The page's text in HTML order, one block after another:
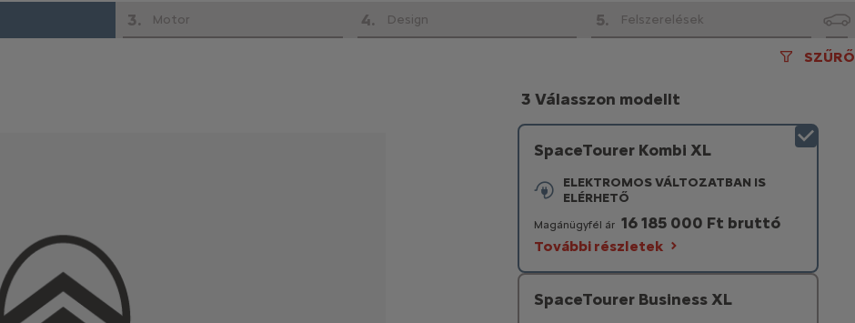
3. Motor 4. Design 5. Felszerelések
SZŰRŐ
3 Válasszon modellt
SpaceTourer Kombi XL
ELEKTROMOS VÁLTOZATBAN IS
ELÉRHETŐ
Magánügyfél ár 16 185 000 Ft bruttó
További részletek
SpaceTourer Business XL